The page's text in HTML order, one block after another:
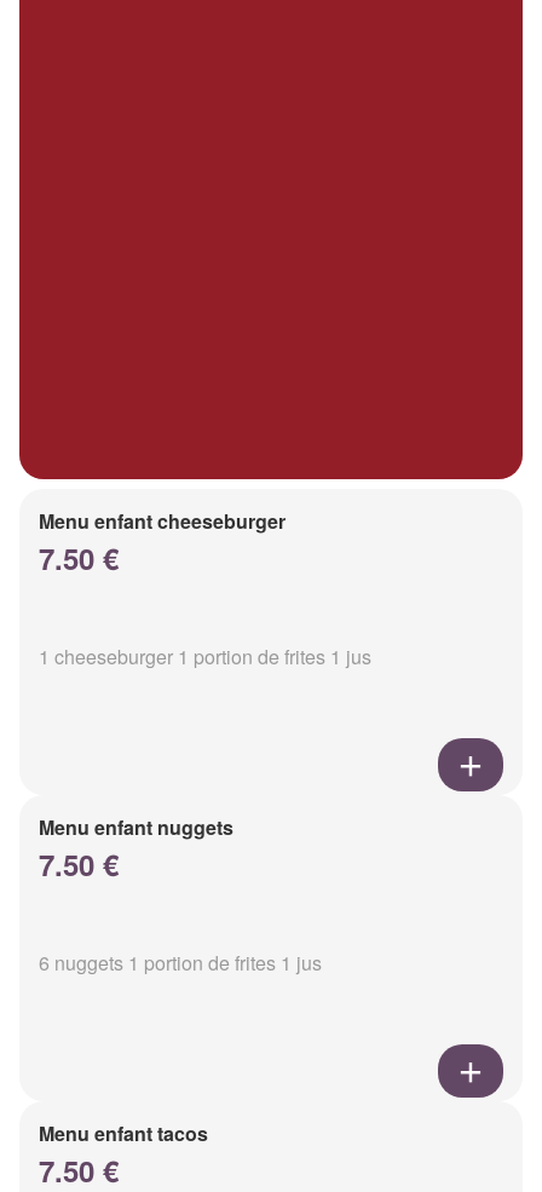
Menu enfant cheeseburger
7.50 €
1 cheeseburger 1 portion de frites 1 jus
Menu enfant nuggets
7.50 €
6 nuggets 1 portion de frites 1 jus
Menu enfant tacos
7.50 €